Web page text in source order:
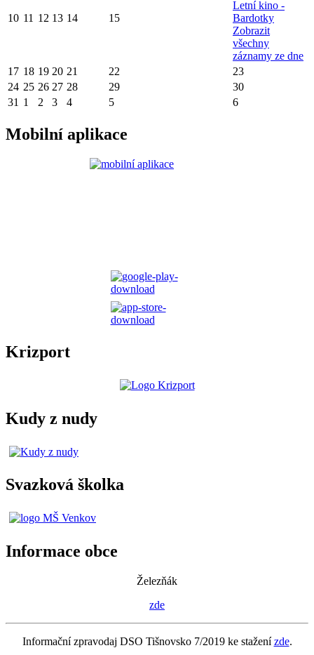
10 11 12 13 14 15
Letní kino -
Bardotky
Zobrazit
všechny
záznamy ze dne
17 18 19 20 21 22
23
24 25 26 27 28 29
30
31 1 2 3 4 5 6
Mobilní aplikace
Krizport
Kudy z nudy
Svazková školka
Informace obce
Železňák
zde
Informační zpravodaj DSO Tišnovsko 7/2019 ke staženízde.